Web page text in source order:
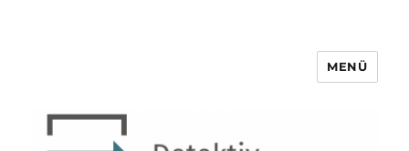
Detektiv SYSTEM Detektei ®
MENÜ